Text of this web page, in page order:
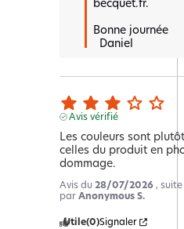
becquet.fr.
Bonne journée
  Daniel
Avis vérifié
Les couleurs sont
celles du produit en
dommage.
Avis du 28/07/2026 ,
par Anonymous S.
Utile(0)Signaler